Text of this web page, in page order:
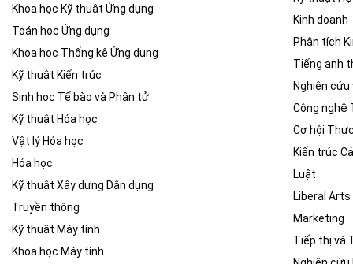
Khoa học Kỹ thuật Ứng dụng
Toán học Ứng dụng
Khoa học Thống kê Ứng dụng
Kỹ thuật Kiến trúc
Sinh học Tế bào và Phân tử
Kỹ thuật Hóa học
Vật lý Hóa học
Hóa học
Kỹ thuật Xây dựng Dân dụng
Truyền thông
Kỹ thuật Máy tính
Khoa học Máy tính
Kinh doanh
Phân tích
Tiếng anh
Nghiên cứu
Công nghệ
Cơ hội
Kiến trúc
Luật
Liberal Arts
Marketing
Tiếp thị và